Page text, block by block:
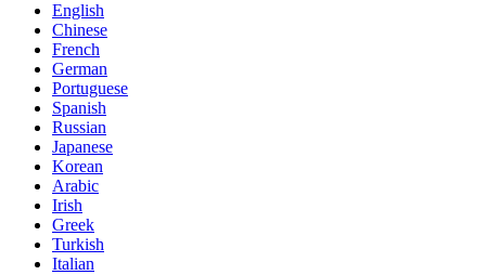
English
Chinese
French
German
Portuguese
Spanish
Russian
Japanese
Korean
Arabic
Irish
Greek
Turkish
Italian